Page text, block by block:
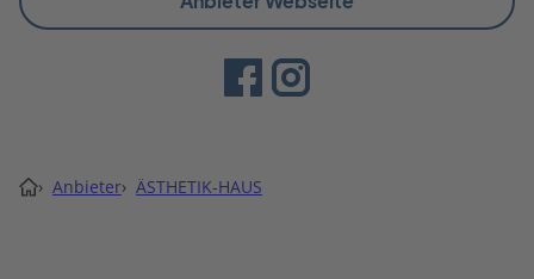
› Anbieter› ÄSTHETIK-HAUS